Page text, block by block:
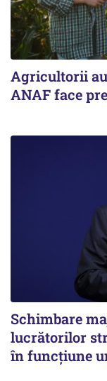
Agricultorii au
ANAF face
Schimbare
lucrătorilor
în funcțiune